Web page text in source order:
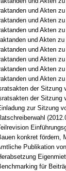
und Akten
und Akten
und Akten
und Akten
und Akten
und Akten
und Akten
und Akten
der Sitzung
der Sitzung
zur Sitzung
konkret
Publikation
für